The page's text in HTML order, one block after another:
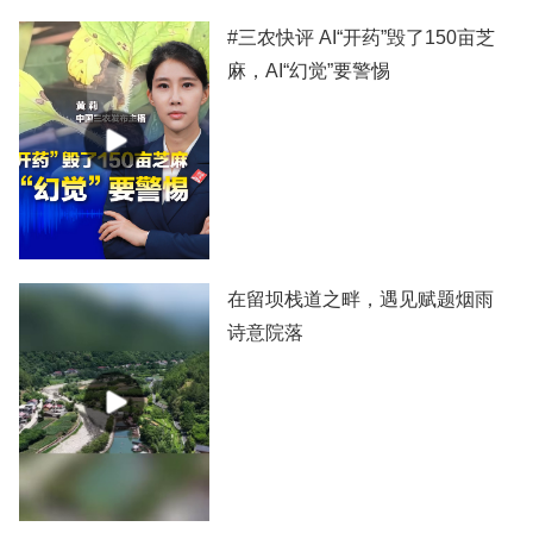
#三农快评 AI“开药”毁了150亩芝
麻，AI“幻觉”要警惕
在留坝栈道之畔，遇见赋题烟雨
诗意院落